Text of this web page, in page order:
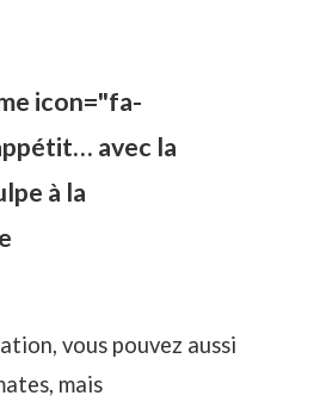
icon="fa-
avec la
à la
vous pouvez aussi
mais